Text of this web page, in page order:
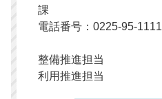
課
電話番号：0225-95-1111
整備推進担当
利用推進担当